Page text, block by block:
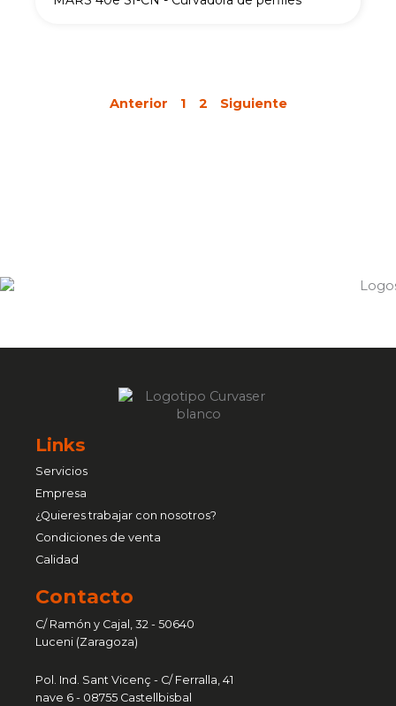
Anterior 1 2 Siguiente
Links
Servicios
Empresa
¿Quieres trabajar con nosotros?
Condiciones de venta
Calidad
Contacto
C/ Ramón y Cajal, 32 - 50640
Luceni (Zaragoza)
Pol. Ind. Sant Vicenç - C/ Ferralla, 41
nave 6 - 08755 Castellbisbal